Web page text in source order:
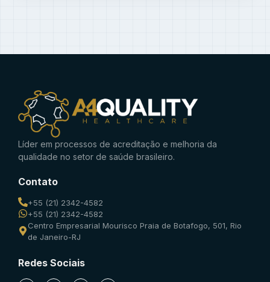
Líder em processos de acreditação e melhoria da
qualidade no setor de saúde brasileiro.
Contato
+55 (21) 2342-4582
+55 (21) 2342-4582
Centro Empresarial Mourisco Praia de Botafogo, 501, Rio
de Janeiro-RJ
Redes Sociais